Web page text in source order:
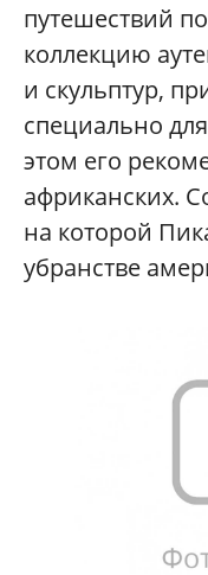
путешествий
коллекцию
и скульптур,
специально
этом его
африканских.
на которой
убранстве